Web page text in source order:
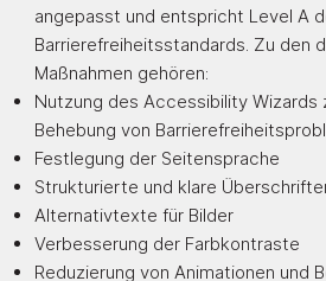
angepasst und entspricht Level A
Barrierefreiheitsstandards. Zu den
Maßnahmen gehören:
Nutzung des Accessibility Wizards
Behebung von
Festlegung der Seitensprache
Strukturierte und klare
Alternativtexte für Bilder
Verbesserung der Farbkontraste
Reduzierung von Animationen und